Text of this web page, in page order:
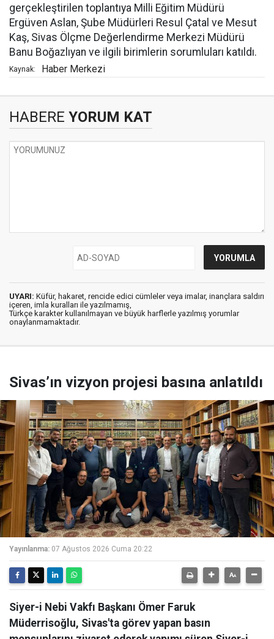
gerçekleştirilen toplantıya Milli Eğitim Müdürü
Ergüven Aslan, Şube Müdürleri Resul Çatal ve Mesut
Kaş, Sivas Ölçme Değerlendirme Merkezi Müdürü
Banu Boğazlıyan ve ilgili birimlerin sorumluları katıldı.
Kaynak: Haber Merkezi
HABERE YORUM KAT
UYARI: Küfür, hakaret, rencide edici cümleler veya imalar, inançlara saldırı
içeren, imla kuralları ile yazılmamış,
Türkçe karakter kullanılmayan ve büyük harflerle yazılmış yorumlar
onaylanmamaktadır.
Sivas’ın vizyon projesi basına anlatıldı
Yayınlanma: 07 Ağustos 2026 Cuma 20:22
Siyer-i Nebi Vakfı Başkanı Ömer Faruk
Müderrisoğlu, Sivas'ta görev yapan basın